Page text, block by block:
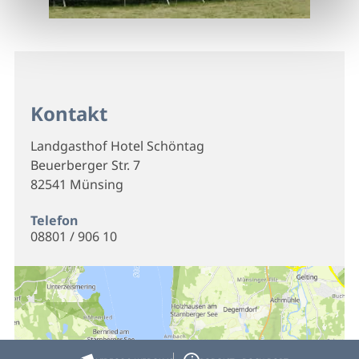
Kontakt
Landgasthof Hotel Schöntag
Beuerberger Str. 7
82541 Münsing
Telefon
08801 / 906 10